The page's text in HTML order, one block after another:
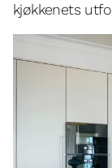
kjøkkenets